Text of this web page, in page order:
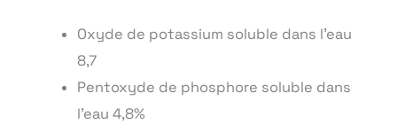
Oxyde de potassium soluble dans l’eau
8,7
Pentoxyde de phosphore soluble dans
l’eau 4,8%